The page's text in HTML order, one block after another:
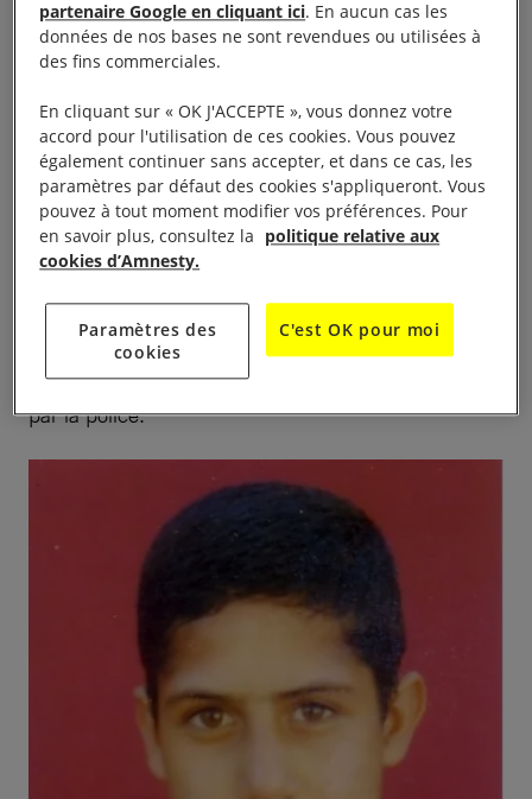
Matsumoto Kenji © Private
condamnés à mort depuis 1993. Il souffre depuis
longtemps d’un handicap mental dû à un
empoisonnement au mercure et d’un faible QI situé
entre 60 et 70, d’après le diagnostic d’un
psychiatre. Pourtant, les autorités judiciaires ont
pour être condamné à mort et que ses « aveux »
étaient fiables, bien que son avocat ait affirmé que
Matsumoto Kenji avait été soumis à des pressions
par la police.
partenaire Google en cliquant ici. En aucun cas les
données de nos bases ne sont revendues ou utilisées à
des fins commerciales.
En cliquant sur « OK J'ACCEPTE », vous donnez votre
accord pour l'utilisation de ces cookies. Vous pouvez
également continuer sans accepter, et dans ce cas, les
paramètres par défaut des cookies s'appliqueront. Vous
pouvez à tout moment modifier vos préférences. Pour
en savoir plus, consultez la politique relative aux
cookies d’Amnesty.
Paramètres des
cookies
C'est OK pour moi